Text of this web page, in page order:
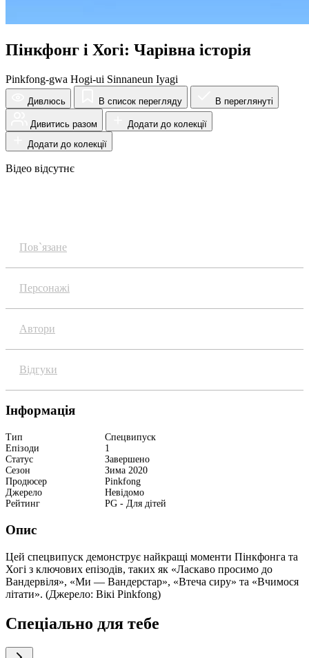
Пінкфонг і Хогі: Чарівна історія
Pinkfong-gwa Hogi-ui Sinnaneun Iyagi
Дивлюсь В список перегляду В переглянуті
Дивитись разом
Додати до колекції
Додати до колекції
Відео відсутнє
Пов`язане
Персонажі
Автори
Відгуки
Інформація
Тип
Спецвипуск
Епізоди
1
Статус
Завершено
Сезон
Зима 2020
Продюсер
Pinkfong
Джерело
Невідомо
Рейтинг
PG - Для дітей
Опис
Цей спецвипуск демонструє найкращі моменти Пінкфонга та
Хогі з ключових епізодів, таких як «Ласкаво просимо до
Вандервіля», «Ми — Вандерстар», «Втеча сиру» та «Вчимося
літати». (Джерело: Вікі Pinkfong)
Спеціально для тебе